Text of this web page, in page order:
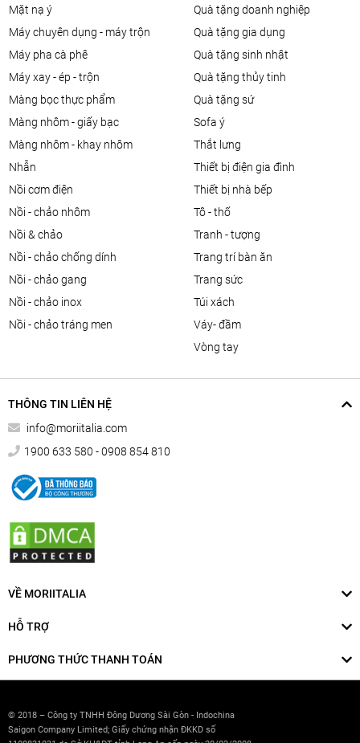
mặt nạ ý
máy chuyên dụng - máy trộn
máy pha cà phê
máy xay - ép - trộn
màng bọc thực phẩm
màng nhôm - giấy bạc
màng nhôm - khay nhôm
nhẫn
nồi cơm điện
nồi - chảo nhôm
nồi & chảo
nồi - chảo chống dính
nồi - chảo gang
nồi - chảo inox
nồi - chảo tráng men
quà tặng doanh nghiệp
quà tặng gia dụng
quà tặng sinh nhật
quà tặng thủy tinh
quà tặng sứ
sofa ý
thắt lưng
thiết bị điện gia đình
thiết bị nhà bếp
tô - thố
tranh - tượng
trang trí bàn ăn
trang sức
túi xách
váy- đầm
vòng tay
THÔNG TIN LIÊN HỆ
info@moriitalia.com
1900 633 580 - 0908 854 810
VỀ MORIITALIA
HỖ TRỢ
PHƯƠNG THỨC THANH TOÁN
© 2018 – Công ty TNHH Đông Dương Sài Gòn - Indochina
Saigon Company Limited; Giấy chứng nhận ĐKKD số